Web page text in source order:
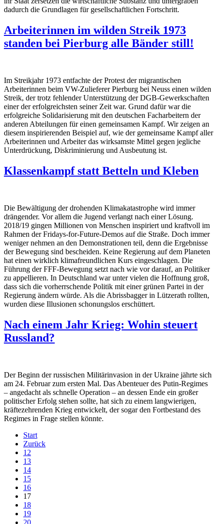
dadurch die Grundlagen für gesellschaftlichen Fortschritt.
Arbeiterinnen im wilden Streik 1973
standen bei Pierburg alle Bänder still!
Im Streikjahr 1973 entfachte der Protest der migrantischen
Arbeiterinnen beim VW-Zulieferer Pierburg bei Neuss einen wilden
Streik, der trotz fehlender Unterstützung der DGB-Gewerkschaften
einer der erfolgreichsten seiner Zeit war. Grund dafür war die
erfolgreiche Solidarisierung mit den deutschen Facharbeitern der
anderen Abteilungen für einen gemeinsamen Kampf. Wir zeigen an
diesem inspirierenden Beispiel auf, wie der gemeinsame Kampf aller
Arbeiterinnen und Arbeiter das wirksamste Mittel gegen jegliche
Unterdrückung, Diskriminierung und Ausbeutung ist.
Klassenkampf statt Betteln und Kleben
Die Bewältigung der drohenden Klimakatastrophe wird immer
drängender. Vor allem die Jugend verlangt nach einer Lösung.
2018/19 gingen Millionen von Menschen inspiriert und kraftvoll im
Rahmen der Fridays-for-Future-Demos auf die Straße. Doch immer
weniger nehmen an den Demonstrationen teil, denn die Ergebnisse
der Bewegung sind bescheiden. Keine Regierung auf dem Planeten
hat einen wirklich klimafreundlichen Kurs eingeschlagen. Die
Führung der FFF-Bewegung setzt nach wie vor darauf, an Politiker
zu appellieren. In Deutschland war unter vielen die Hoffnung groß,
dass sich die vorherrschende Politik mit einer grünen Partei in der
Regierung ändern würde. Als die Abrissbagger in Lützerath rollten,
wurden diese Illusionen schonungslos erschüttert.
Nach einem Jahr Krieg: Wohin steuert
Russland?
Der Beginn der russischen Militärinvasion in der Ukraine jährte sich
am 24. Februar zum ersten Mal. Das Abenteuer des Putin-Regimes
– angedacht als schnelle Operation – an dessen Ende ein großer
politischer Erfolg stehen sollte, hat sich zu einem langwierigen,
kräftezehrenden Krieg entwickelt, der sogar den Fortbestand des
Regimes in Frage stellen könnte.
Start
Zurück
12
13
14
15
16
17
18
19
20